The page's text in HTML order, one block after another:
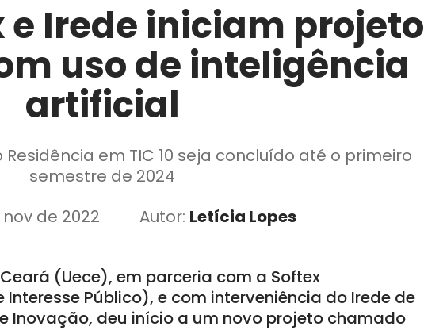
e Irede iniciam projeto
uso de inteligência
artificial
em TIC 10 seja concluído até o primeiro
semestre de 2024
nov de 2022
Autor: Letícia Lopes
(Uece), em parceria com a Softex
Público), e com interveniência do Irede de
Inovação, deu início a um novo projeto chamado